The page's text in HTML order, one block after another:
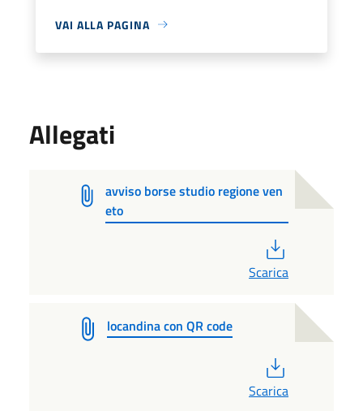
VAI ALLA PAGINA
Allegati
avviso borse studio regione ven
eto
Scarica
locandina con QR code
Scarica